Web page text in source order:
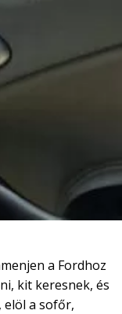
a Fordhoz
kit keresnek, és
a sofőr,